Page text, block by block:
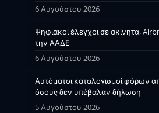
6 Αυγούστου 2026
Ψηφιακοί έλεγχοι σε ακίνητα,
την ΑΑΔΕ
6 Αυγούστου 2026
Αυτόματοι καταλογισμοί φόρων
όσους δεν υπέβαλαν δήλωση
5 Αυγούστου 2026